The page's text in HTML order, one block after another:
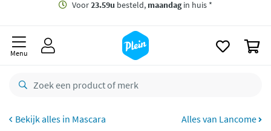
bezorging vanaf 35,- *
besteld,maandag
retourneren
Menu
Mascara Alles van Lancome